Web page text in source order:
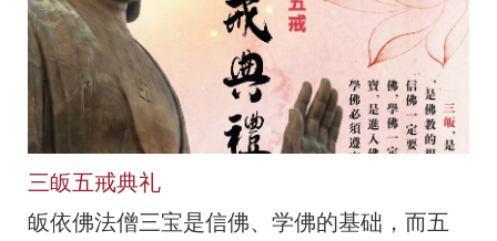
三皈五戒典礼
皈依佛法僧三宝是信佛、学佛的基础，而五